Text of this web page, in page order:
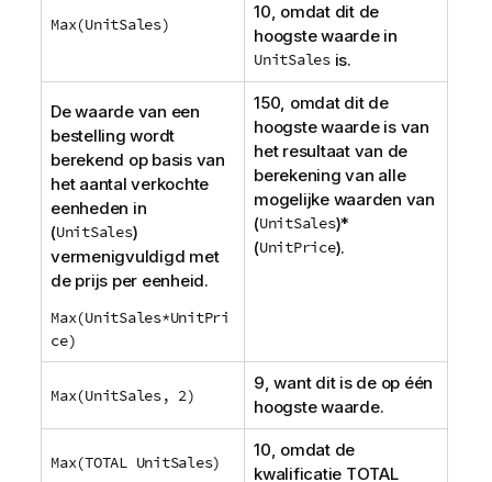
Max(UnitSales)
10, omdat dit de
hoogste waarde in
UnitSalesis.
De waarde van een
bestelling wordt
berekend op basis van
het aantal verkochte
eenheden in
(UnitSales)
vermenigvuldigd met
de prijs per eenheid.
Max(UnitSales*UnitPri
ce)
150, omdat dit de
hoogste waarde is van
het resultaat van de
berekening van alle
mogelijke waarden van
(UnitSales)*
(UnitPrice).
Max(UnitSales, 2)
9, want dit is de op één
hoogste waarde.
Max(TOTAL UnitSales)
10, omdat de
kwalificatie TOTAL